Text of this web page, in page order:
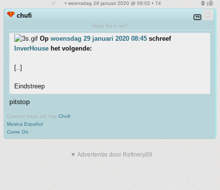
• woensdag 29 januari 2020 @ 09:02 • 74
chufi
Hace frio o no?
Op woensdag 29 januari 2020 08:45 schreef
InverHouse het volgende:
[..]
Eindstreep
pitstop
Cuando haya sol, hay Chufi
Musica Español
Come On
▼ Advertentie door Refinery89